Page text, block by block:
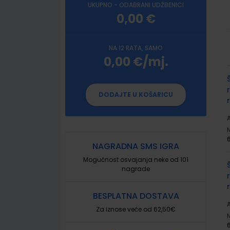
UKUPNO - ODABRANI UDŽBENICI
0,00 €
NA 12 RATA, SAMO
0,00 €/mj.
DODAJTE U KOŠARICU
NAGRADNA SMS IGRA
Mogućnost osvajanja neke od 101
nagrade
BESPLATNA DOSTAVA
Za iznose veće od 62,50€